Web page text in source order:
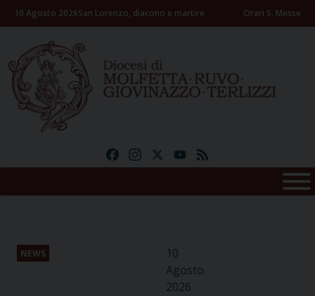
Skip10 Agosto 2026San Lorenzo, diacono e martire Orari S. Messe
FacebookInstagramYouTube
NEWS
10
Agosto
2026